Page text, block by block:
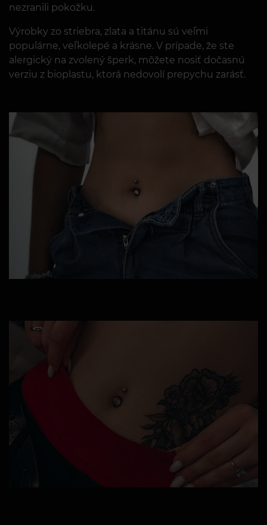
nezranili pokožku.
Výrobky zo striebra, zlata a titánu sú veľmi
populárne, veľkolepé a krásne. V prípade, že ste
alergický na zvolený šperk, môžete nosiť dočasnú
verziu z bioplastu, ktorá nedovolí prepychu zarásť.